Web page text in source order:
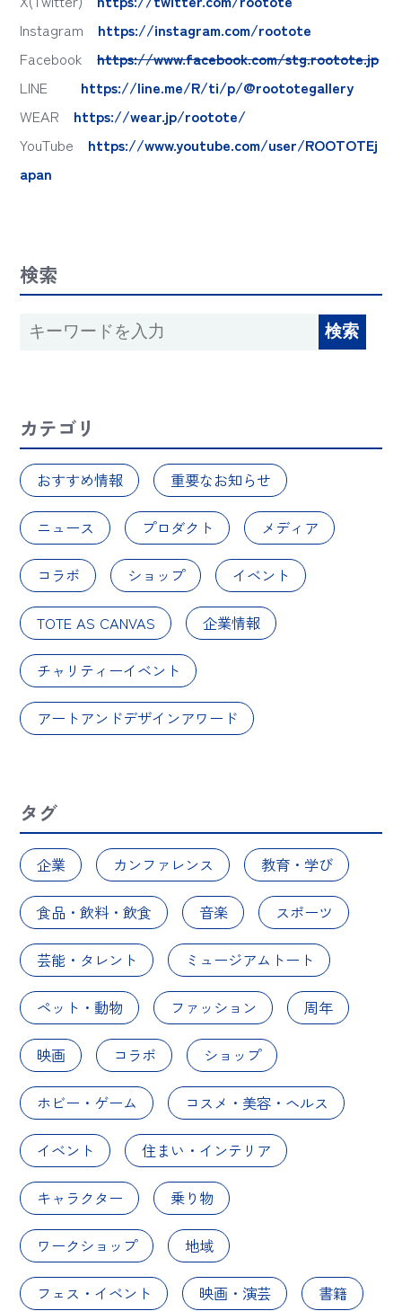
Instagram https://instagram.com/rootote
Facebookhttps://www.facebook.com/stg.rootote.jp
LINE https://line.me/R/ti/p/@roototegallery
WEAR https://wear.jp/rootote/
YouTube https://www.youtube.com/user/ROOTOTEj
apan
検索
カテゴリ
おすすめ情報 重要なお知らせ
ニュース プロダクト メディア
コラボ ショップ イベント
TOTE AS CANVAS 企業情報
チャリティーイベント
アートアンドデザインアワード
タグ
企業 カンファレンス 教育・学び
食品・飲料・飲食 音楽 スポーツ
芸能・タレント ミュージアムトート
ペット・動物 ファッション 周年
映画 コラボ ショップ
ホビー・ゲーム コスメ・美容・ヘルス
イベント 住まい・インテリア
キャラクター 乗り物
ワークショップ 地域
フェス・イベント 映画・演芸 書籍